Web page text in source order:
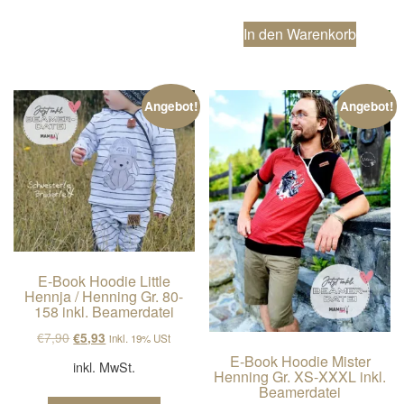
In den Warenkorb
Angebot!
E-Book Hoodie Little
Hennja / Henning Gr. 80-
158 inkl. Beamerdatei
€7,90Ursprünglicher Preis war: €7,90
€5,93 Aktueller Preis ist: €5,93.
inkl. 19% USt
inkl. MwSt.
Angebot!
E-Book Hoodie Mister
Henning Gr. XS-XXXL inkl.
Beamerdatei